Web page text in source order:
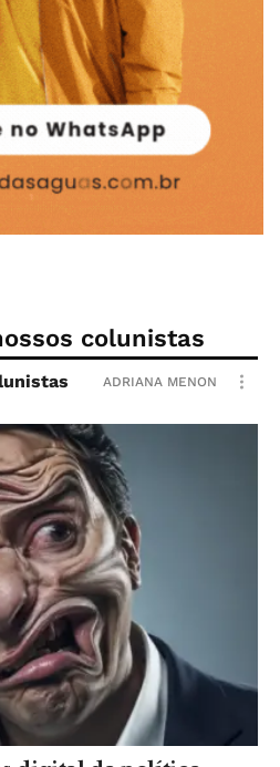
colunistas
ADRIANA MENON